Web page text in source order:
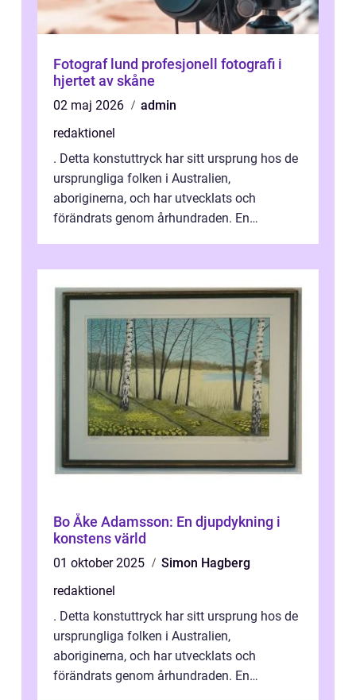
Fotograf lund profesjonell fotografi i
hjertet av skåne
02 maj 2026
admin
redaktionel
. Detta konstuttryck har sitt ursprung hos de
ursprungliga folken i Australien,
aboriginerna, och har utvecklats och
förändrats genom århundraden. En
Bo Åke Adamsson: En djupdykning i
konstens värld
01 oktober 2025
Simon Hagberg
redaktionel
. Detta konstuttryck har sitt ursprung hos de
ursprungliga folken i Australien,
aboriginerna, och har utvecklats och
förändrats genom århundraden. En